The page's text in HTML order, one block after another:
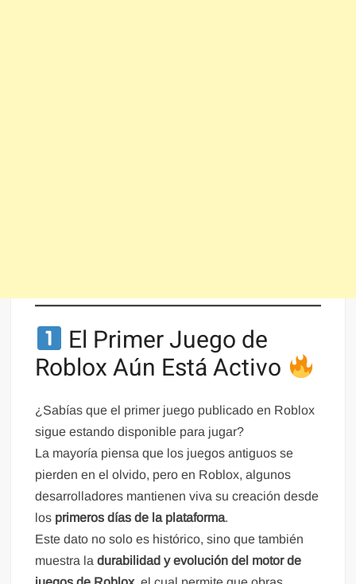
El Primer Juego de
Roblox Aún Está Activo
¿Sabías que el primer juego publicado en Roblox
sigue estando disponible para jugar?
La mayoría piensa que los juegos antiguos se
pierden en el olvido, pero en Roblox, algunos
desarrolladores mantienen viva su creación desde
los primeros días de la plataforma.
Este dato no solo es histórico, sino que también
muestra ladurabilidad y evolución del motor de